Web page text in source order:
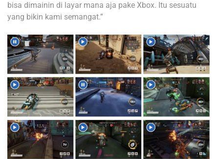
bisa dimainin di layar mana aja pake Xbox. Itu sesuatu
yang bikin kami semangat.”